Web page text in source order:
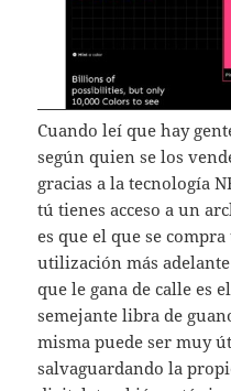
Cuando leí que hay
según quien se los
gracias a la tecnología
tú tienes acceso a un
es que el que se
utilización más
que le gana de calle es
semejante libra de
misma puede ser muy
salvaguardando la